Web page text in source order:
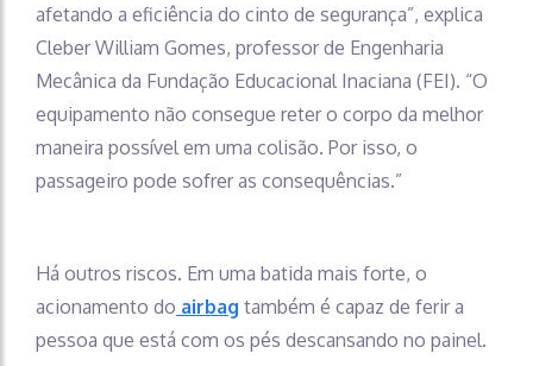
afetando a eficiência do cinto de segurança”, explica
Cleber William Gomes, professor de Engenharia
Mecânica da Fundação Educacional Inaciana (FEI). “O
equipamento não consegue reter o corpo da melhor
maneira possível em uma colisão. Por isso, o
passageiro pode sofrer as consequências.”
Há outros riscos. Em uma batida mais forte, o
acionamento do airbag também é capaz de ferir a
pessoa que está com os pés descansando no painel.